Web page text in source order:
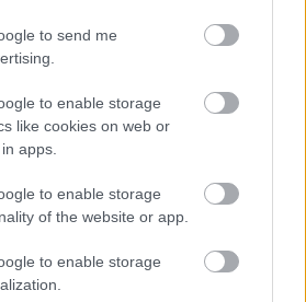
to send me
to enable storage
like cookies on web or
apps.
to enable storage
of the website or app.
to enable storage
Finn-Hågen Krogh 3, Niklas
8, Didrik Tønseth 9,
Sverige